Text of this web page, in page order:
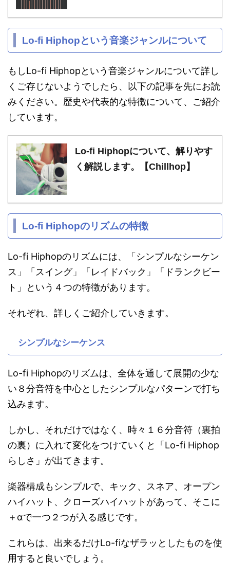
Lo-fi Hiphopという音楽ジャンルについて
もしLo-fi Hiphopという音楽ジャンルについて詳し
くご存じないようでしたら、以下の記事を先にお読
みください。歴史や代表的な特徴について、ご紹介
しています。
Lo-fi Hiphopについて、解りやす
く解説します。【Chillhop】
Lo-fi Hiphopのリズムの特徴
Lo-fi Hiphopのリズムには、「シンプルなシーケン
ス」「スイング」「レイドバック」「ドランクビー
ト」という４つの特徴があります。
それぞれ、詳しくご紹介していきます。
シンプルなシーケンス
Lo-fi Hiphopのリズムは、全体を通して展開の少な
い８分音符を中心としたシンプルなパターンで打ち
込みます。
しかし、それだけではなく、時々１６分音符（裏拍
の裏）に入れて変化をつけていくと「Lo-fi Hiphop
らしさ」が出てきます。
楽器構成もシンプルで、キック、スネア、オープン
ハイハット、クローズハイハットがあって、そこに
＋αで一つ２つが入る感じです。
これらは、出来るだけLo-fiなザラッとしたものを使
用すると良いでしょう。